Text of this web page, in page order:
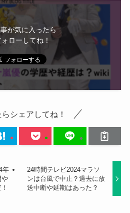
が気に入ったら
ローしてね！
シェアしてね！
年
や
24時間テレビ2024マラソ
ンは台風で中止？過去に放
送中断や延期はあった？